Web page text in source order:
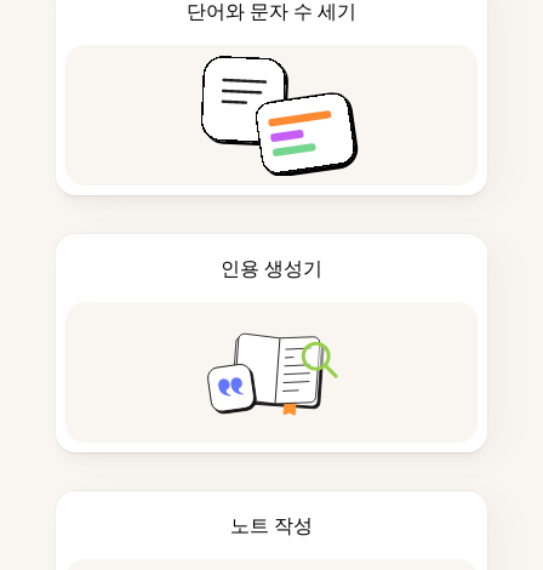
단어와 문자 수 세기
인용 생성기
노트 작성